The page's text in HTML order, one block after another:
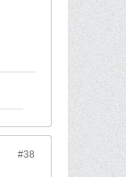
#38